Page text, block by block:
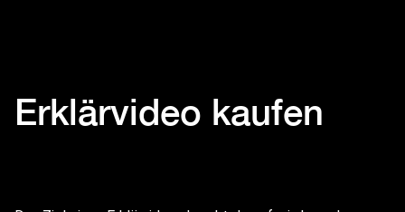
Erklärvideo kaufen